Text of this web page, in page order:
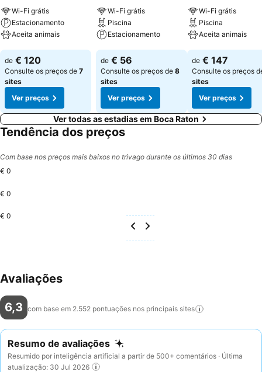
Wi-Fi grátis
Estacionamento
Aceita animais
Ver preços
de € 120
Consulte os preços de 7
sites
Ver preços
Wi-Fi grátis
Piscina
Estacionamento
Ver preços
de € 56
Consulte os preços de 8
sites
Ver preços
Wi-Fi grátis
Piscina
Aceita animais
Ver preços
de € 147
Consulte os preços
sites
Ver preços
Ver todas as estadias em Boca Raton
Tendência dos preços
Com base nos preços mais baixos no trivago durante os últimos 30 dias
€ 0
€ 0
€ 0
Avaliações
6,3 com base em 2.552 pontuações nos principais sites
Resumo de avaliações
Resumido por inteligência artificial a partir de 500+ comentários · Última
atualização: 30 Jul 2026